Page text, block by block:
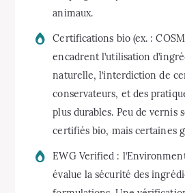
animaux.
Certifications bio (ex. :
encadrent l’utilisation
naturelle, l’interdiction de
conservateurs, et des
plus durables. Peu de vernis
certifiés bio, mais certaines
EWG Verified :
évalue la sécurité des